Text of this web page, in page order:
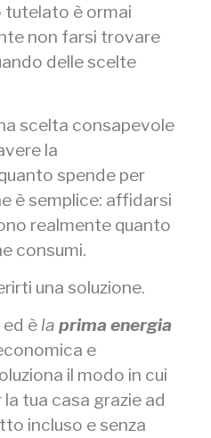
tutelato è ormai
non farsi trovare
delle scelte
scelta consapevole
la
spende per
è semplice: affidarsi
realmente quanto
consumi.
una soluzione.
è la prima energia
e
il modo in cui
tua casa grazie ad
incluso e senza